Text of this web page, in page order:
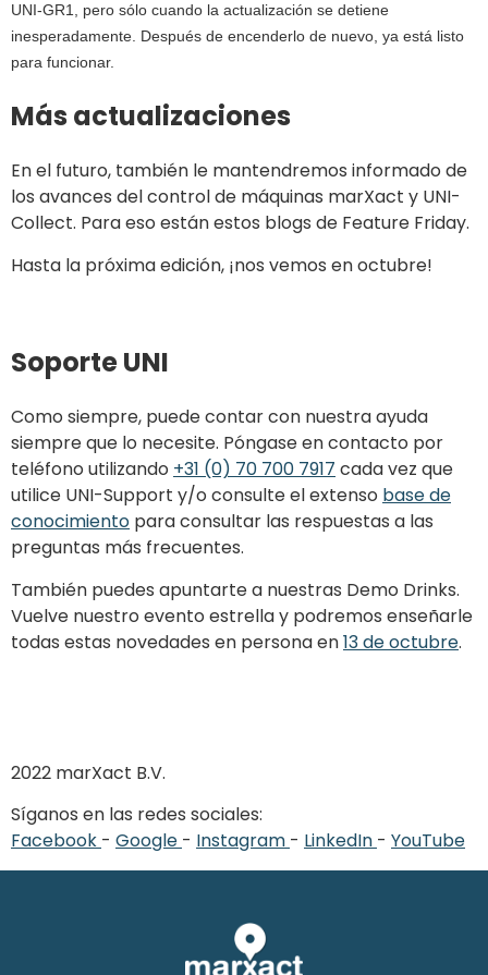
UNI-GR1, pero sólo cuando la actualización se detiene
inesperadamente. Después de encenderlo de nuevo, ya está listo
para funcionar.
Más actualizaciones
En el futuro, también le mantendremos informado de
los avances del control de máquinas marXact y UNI-
Collect. Para eso están estos blogs de Feature Friday.
Hasta la próxima edición, ¡nos vemos en octubre!
Soporte UNI
Como siempre, puede contar con nuestra ayuda
siempre que lo necesite. Póngase en contacto por
teléfono utilizando +31 (0) 70 700 7917 cada vez que
utilice UNI-Support y/o consulte el extenso base de
conocimiento para consultar las respuestas a las
preguntas más frecuentes.
También puedes apuntarte a nuestras Demo Drinks.
Vuelve nuestro evento estrella y podremos enseñarle
todas estas novedades en persona en13 de octubre.
2022 marXact B.V.
Síganos en las redes sociales:
Facebook - Google - Instagram - LinkedIn - YouTube